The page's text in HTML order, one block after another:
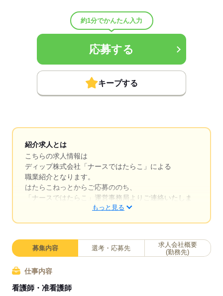
約1分でかんたん入力
応募する
キープする
紹介求人とは
こちらの求人情報は
ディップ株式会社「ナースではたらこ」による
職業紹介となります。
はたらこねっとからご応募ののち、
「ナースではたらこ」運営事務局よりご連絡いたしま
求職中の看護師さんの転職を専任の
キャリアアドバイザーが入職まで無料でサポートいた
日本最大級の求人情報の中からぴったりな求人をご紹
もっと見る
募集内容 選考・応募先
求人会社概要
(勤務先)
仕事内容
看護師・准看護師